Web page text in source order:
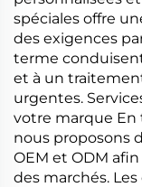
spéciales offre
des exigences
terme
et à un
urgentes.
votre marque En
nous proposons
OEM et ODM
des marchés.